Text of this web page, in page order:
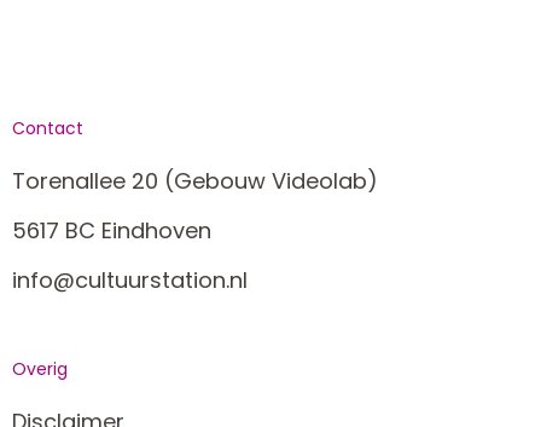
Contact
Torenallee 20 (Gebouw Videolab)
5617 BC Eindhoven
info@cultuurstation.nl
Overig